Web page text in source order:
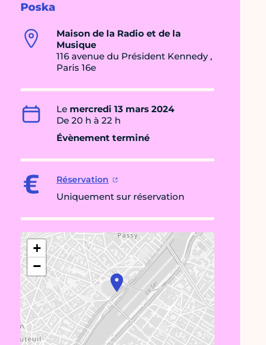
Poska
Maison de la Radio et de la
Musique
116 avenue du Président Kennedy ,
Paris 16e
Le mercredi 13 mars 2024
De 20 h à 22 h
Évènement terminé
Réservation
Uniquement sur réservation
+
−